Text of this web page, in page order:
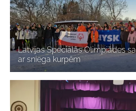
Latvijas Speciālās Olimpiādes
ar sniega kurpēm